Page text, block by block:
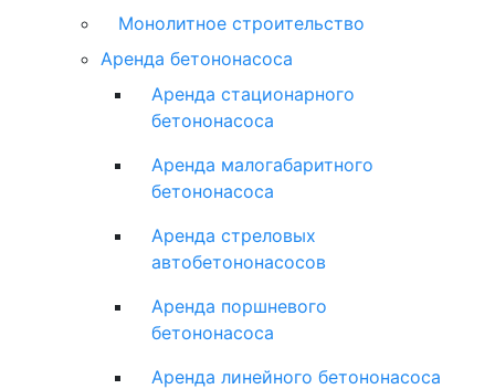
Монолитное строительство
Аренда бетононасоса
Аренда стационарного
бетононасоса
Аренда малогабаритного
бетононасоса
Аренда стреловых
автобетононасосов
Аренда поршневого
бетононасоса
Аренда линейного бетононасоса